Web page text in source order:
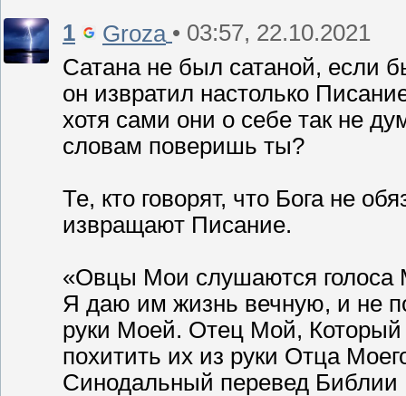
1 Groza • 03:57, 22.10.2021
Сатана не был сатаной, если
он извратил настолько
хотя сами они о себе так не
словам поверишь ты?
Те, кто говорят, что Бога не
извращают Писание.
«Овцы Мои слушаются голоса
Я даю им жизнь вечную, и не
руки Моей. Отец Мой,
похитить их из руки Отца
Синодальный перевед Библии